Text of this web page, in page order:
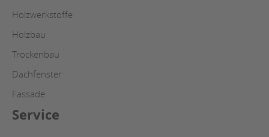
Holzwerkstoffe
Holzbau
Trockenbau
Dachfenster
Fassade
Service